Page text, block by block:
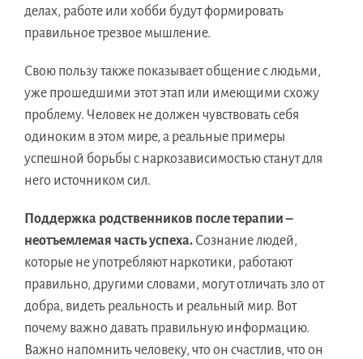
делах, работе или хобби будут формировать
правильное трезвое мышление.
Свою пользу также показывает общение с людьми,
уже прошедшими этот этап или имеющими схожу
проблему. Человек не должен чувствовать себя
одиноким в этом мире, а реальные примеры
успешной борьбы с наркозависимостью станут для
него источником сил.
Поддержка родственников после терапии –
неотъемлемая часть успеха. Сознание людей,
которые не употребляют наркотики, работают
правильно, другими словами, могут отличать зло от
добра, видеть реальность и реальный мир. Вот
почему важно давать правильную информацию.
Важно напомнить человеку, что он счастлив, что он